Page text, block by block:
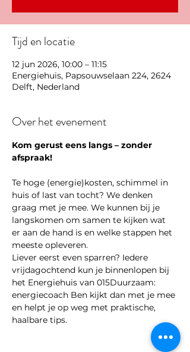
Tijd en locatie
12 jun 2026, 10:00 – 11:15
Energiehuis, Papsouwselaan 224, 2624
Delft, Nederland
Over het evenement
Kom gerust eens langs – zonder
afspraak!
Te hoge (energie)kosten, schimmel in
huis of last van tocht? We denken
graag met je mee. We kunnen bij je
langskomen om samen te kijken wat
er aan de hand is en welke stappen het
meeste opleveren.
Liever eerst even sparren? Iedere
vrijdagochtend kun je binnenlopen bij
het Energiehuis van 015Duurzaam:
energiecoach Ben kijkt dan met je mee
en helpt je op weg met praktische,
haalbare tips.